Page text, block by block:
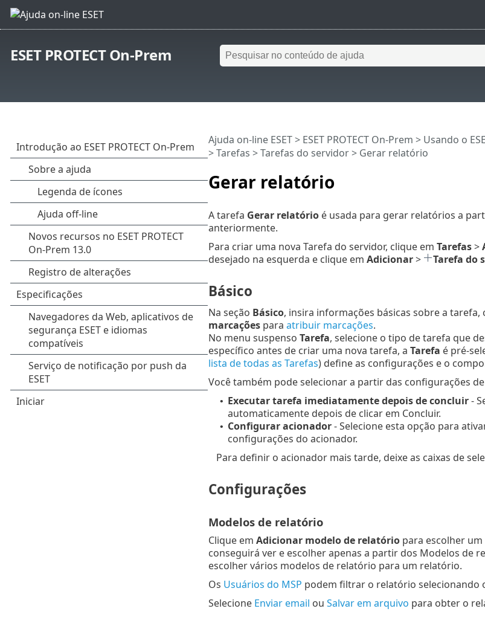
ESET PROTECT On-Prem
Gerar relatório
Ajuda on-line ESET> ESET PROTECT On-Prem > Usando o
>Tarefas >Tarefas do servidor> Gerar relatório
A tarefa Gerar relatórioé usada para gerar relatórios a
anteriormente.
Para criar uma nova Tarefa do servidor, clique em Tarefas>
desejado na esquerda e clique em Adicionar> Tarefa do
Básico
Na seção Básico, insira informações básicas sobre a tarefa,
marcaçõespara atribuir marcações.
No menu suspenso Tarefa, selecione o tipo de tarefa que
específico antes de criar uma nova tarefa, a Tarefa é pré-
lista de todas as Tarefas) define as configurações e o
Você também pode selecionar a partir das configurações
• Executar tarefa imediatamente depois de concluir-
automaticamente depois de clicar em Concluir.
• Configurar acionador- Selecione esta opção para
configurações do acionador.
Para definir o acionador mais tarde, deixe as caixas de
Configurações
Modelos de relatório
Clique em Adicionar modelo de relatóriopara escolher um
conseguirá ver e escolher apenas a partir dos Modelos de
escolher vários modelos de relatório para um relatório.
Os Usuários do MSP podem filtrar o relatório selecionando
Selecione Enviar email ou Salvar em arquivo para obter o